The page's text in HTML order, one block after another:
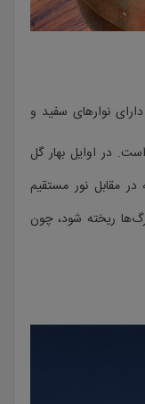
نوارهای سفید و
در اوایل بهار گل
مقابل نور مستقیم
ریخته شود، چون